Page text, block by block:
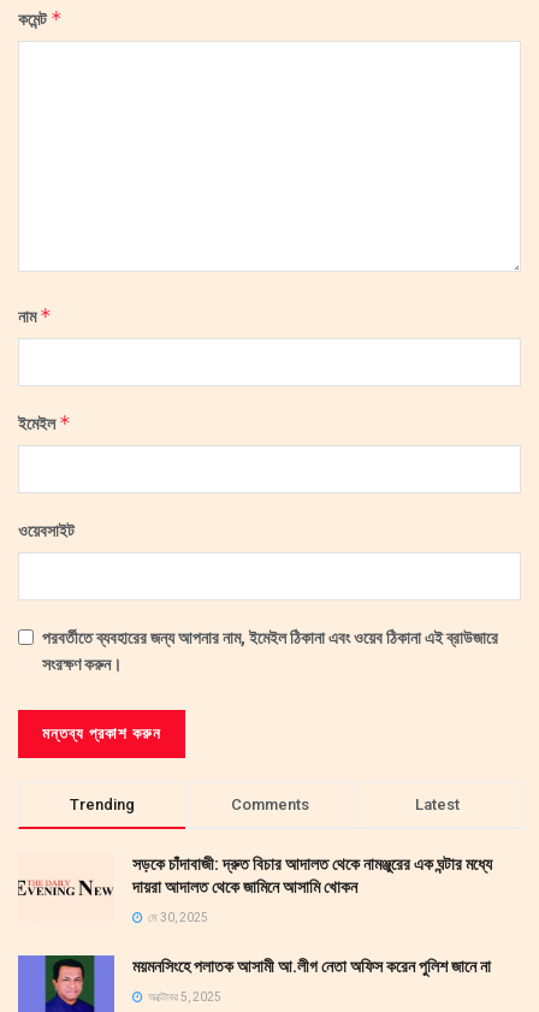
কমেন্ট*
নাম*
ইমেইল*
ওয়েবসাইট
পরবর্তীতে ব্যবহারের জন্য আপনার নাম, ইমেইল ঠিকানা এবং ওয়েব ঠিকানা এই ব্রাউজারে
সংরক্ষণ করুন।
Trending Comments Latest
সড়কে চাঁদাবাজী: দ্রুত বিচার আদালত থেকে নামঞ্জুরের এক ঘন্টার মধ্যে
দায়রা আদালত থেকে জামিনে আসামি খোকন
মে 30, 2025
ময়মনসিংহে পলাতক আসামী আ.লীগ নেতা অফিস করেন পুলিশ জানে না
অক্টোবর 5, 2025